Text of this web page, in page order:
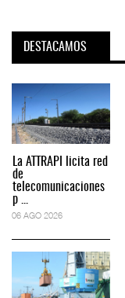
DESTACAMOS
La ATTRAPI licita red
de
telecomunicaciones
p ...
06 AGO 2026